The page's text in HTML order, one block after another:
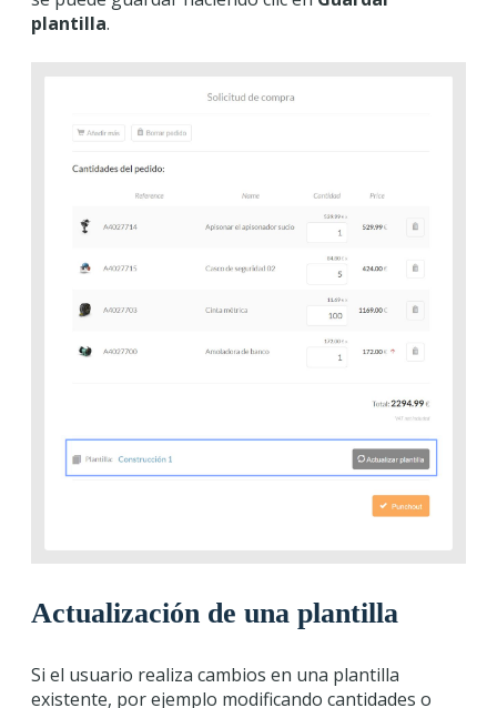
plantilla.
Actualización de una plantilla
Si el usuario realiza cambios en una plantilla
existente, por ejemplo modificando cantidades o